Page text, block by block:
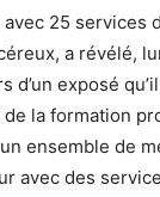
25 services
a révélé,
d’un exposé
la formation
ensemble de
avec des